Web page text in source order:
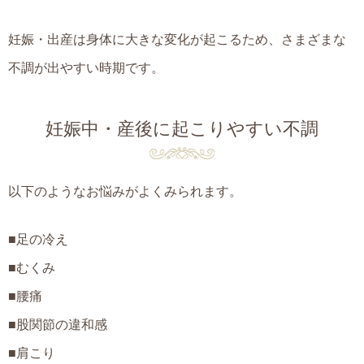
妊娠・出産は身体に大きな変化が起こるため、さまざまな
不調が出やすい時期です。
妊娠中・産後に起こりやすい不調
以下のようなお悩みがよくみられます。
■足の冷え
■むくみ
■腰痛
■股関節の違和感
■肩こり